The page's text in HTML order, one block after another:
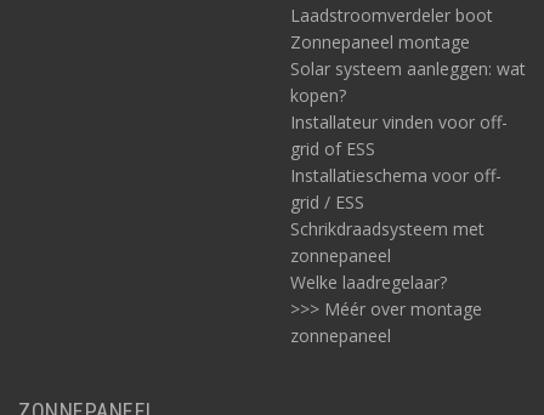
Laadstroomverdeler boot
Zonnepaneel montage
Solar systeem aanleggen: wat
kopen?
Installateur vinden voor off-
grid of ESS
Installatieschema voor off-
grid / ESS
Schrikdraadsysteem met
zonnepaneel
Welke laadregelaar?
>>> Méér over montage
zonnepaneel